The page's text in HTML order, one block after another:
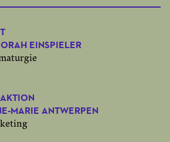
EINSPIELER
MARIE ANTWERPEN